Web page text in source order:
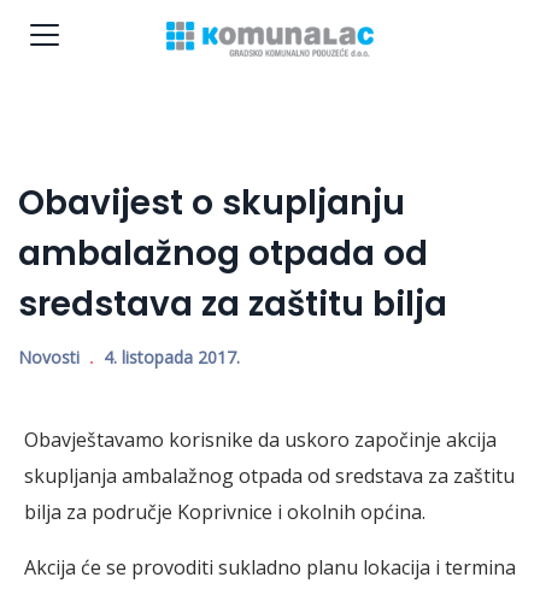
Obavijest o skupljanju
ambalažnog otpada od
sredstava za zaštitu bilja
Novosti 4. listopada 2017.
Obavještavamo korisnike da uskoro započinje akcija
skupljanja ambalažnog otpada od sredstava za zaštitu
bilja za područje Koprivnice i okolnih općina.
Akcija će se provoditi sukladno planu lokacija i termina